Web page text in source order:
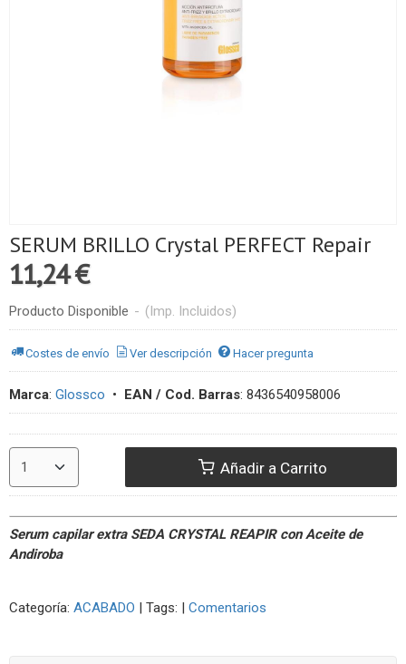
SERUM BRILLO Crystal PERFECT Repair
11,24 €
Producto Disponible - (Imp. Incluidos)
Costes de envío Ver descripción Hacer pregunta
Marca: Glossco • EAN / Cod. Barras: 8436540958006
Añadir a Carrito
Serum capilar extra SEDA CRYSTAL REAPIR con Aceite de
Andiroba
Categoría: ACABADO | Tags: | Comentarios